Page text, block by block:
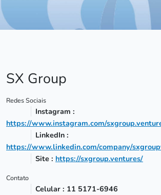
SX Group
Redes Sociais
Instagram :
https://www.instagram.com/
LinkedIn :
https://www.linkedin.com/company/
Site : https://sxgroup.ventures/
Contato
Celular : 11 5171-6946